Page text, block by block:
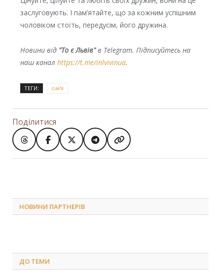
заслуговують. І пам’ятайте, що за кожним успішним
чоловіком стоїть, передусім, його дружина.
Новини від "То є Львів"в Telegram. Підписуйтесь на
наш канал https://t.me/inlvivinua.
ТЕГИ: сім'я
Поділитися
НОВИНИ ПАРТНЕРІВ
ДО ТЕМИ